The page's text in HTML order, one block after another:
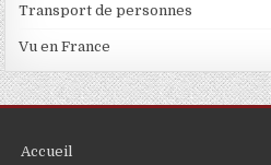
Transport de personnes
Vu en France
Accueil